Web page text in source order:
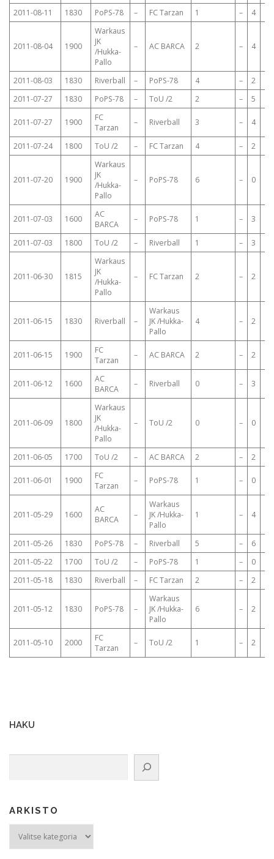
2011-08-11 1830 PoPS-78 – FC Tarzan 1 – 4
2011-08-04 1900
Warkaus
JK
/Hukka-
Pallo
– AC BARCA 2 – 4
2011-08-03 1830 Riverball – PoPS-78 4 –
2
2011-07-27
1830 PoPS-78 – ToU /2 2 – 5
2011-07-27 1900
FC
Tarzan
– Riverball 3 – 4
2011-07-24 1800 ToU /2 – FC Tarzan 4 – 2
2011-07-20 1900
Warkaus
JK
/Hukka-
Pallo
– PoPS-78 6 – 0
2011-07-03 1600
AC
BARCA
– PoPS-78 1 – 3
2011-07-03 1800 ToU /2 – Riverball 1 – 3
2011-06-30 1815
Warkaus
JK
/Hukka-
Pallo
– FC Tarzan 2 – 2
2011-06-15 1830 Riverball –
Warkaus
JK /Hukka-
Pallo
4 – 2
2011-06-15 1900
FC
Tarzan
– AC BARCA 2 – 2
2011-06-12 1600
AC
BARCA
– Riverball 0 – 3
2011-06-09 1800
Warkaus
JK
/Hukka-
Pallo
– ToU /2 0 – 0
2011-06-05 1700 ToU /2 – AC BARCA 2 – 2
2011-06-01 1900
FC
Tarzan
– PoPS-78 1 – 0
2011-05-29 1600
AC
BARCA
–
Warkaus
JK /Hukka-
Pallo
1 – 4
2011-05-26 1830 PoPS-78 – Riverball 5 –
6
2011-05-22
1700 ToU /2 – PoPS-78 1 –
0
2011-05-18
1830 Riverball – FC Tarzan 2 – 2
2011-05-12 1830 PoPS-78 –
Warkaus
JK /Hukka-
Pallo
6 – 2
2011-05-10 2000
FC
Tarzan
– ToU /2 1 – 2
HAKU
ARKISTO